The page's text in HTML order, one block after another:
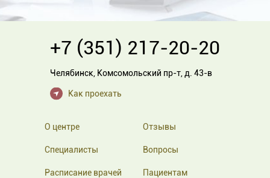
+7 (351) 217-20-20
Челябинск Комсомольский пр-т, д. 43-в
Как проехать
О центре
Специалисты
Расписание врачей
Отзывы
Вопросы
Пациентам